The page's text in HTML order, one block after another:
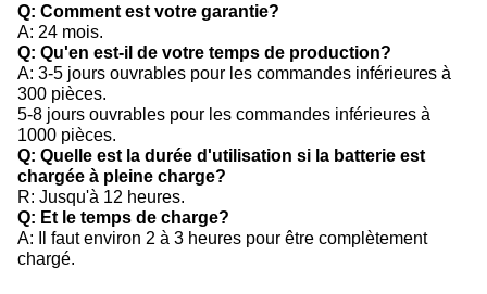
Q: Comment est votre garantie?
A: 24 mois.
Q: Qu'en est-il de votre temps de production?
A: 3-5 jours ouvrables pour les commandes inférieures à
300 pièces.
5-8 jours ouvrables pour les commandes inférieures à
1000 pièces.
Q: Quelle est la durée d'utilisation si la batterie est
chargée à pleine charge?
R: Jusqu'à 12 heures.
Q: Et le temps de charge?
A: Il faut environ 2 à 3 heures pour être complètement
chargé.